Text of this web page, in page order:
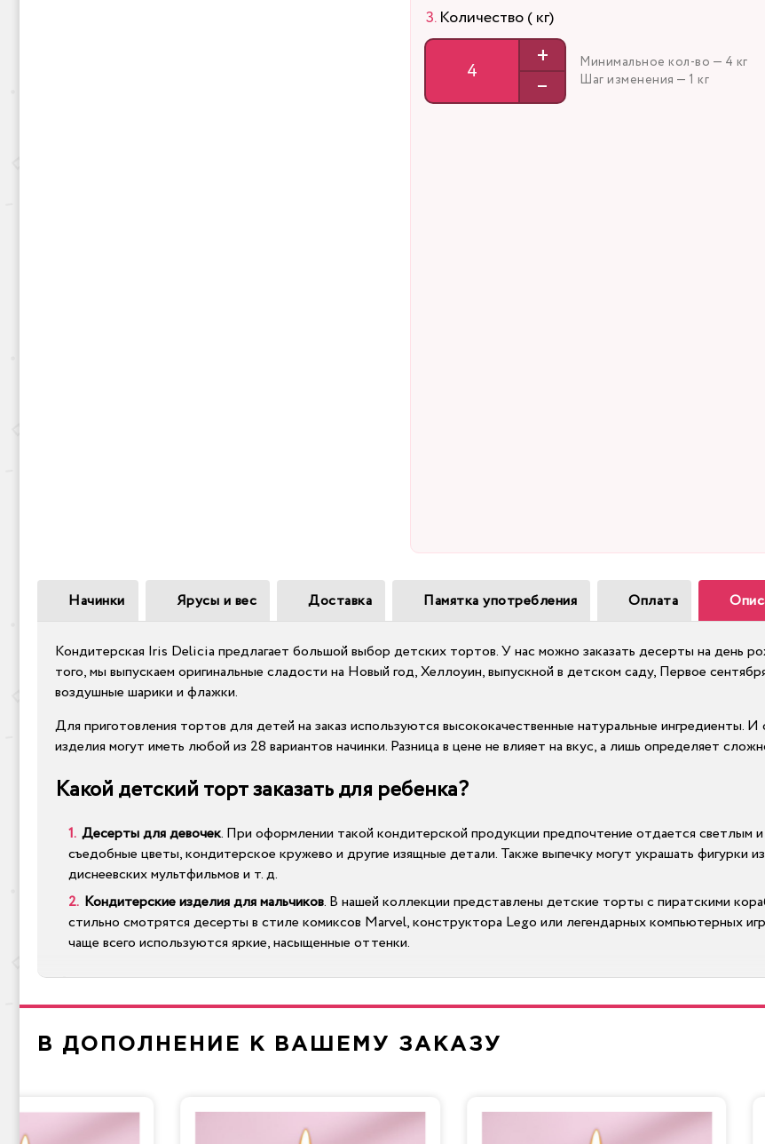
Количество ( кг)
+
–
Минимальное кол-во — 4 кг
Шаг изменения — 1 кг
Начинки Ярусы и вес Доставка Памятка употребления Оплата
Кондитерская Iris Delicia предлагает большой выбор детских тортов. У нас можно заказать десерты на день
того, мы выпускаем оригинальные сладости на Новый год, Хеллоуин, выпускной в детском саду, Первое
воздушные шарики и флажки.
Для приготовления тортов для детей на заказ используются высококачественные натуральные ингредиенты.
изделия могут иметь любой из 28 вариантов начинки. Разница в цене не влияет на вкус, а лишь определяет
Какой детский торт заказать для ребенка?
Десерты для девочек. При оформлении такой кондитерской продукции предпочтение отдается светлым
съедобные цветы, кондитерское кружево и другие изящные детали. Также выпечку могут украшать фигурки
диснеевских мультфильмов и т. д.
Кондитерские изделия для мальчиков. В нашей коллекции представлены детские торты с пиратскими
стильно смотрятся десерты в стиле комиксов Marvel, конструктора Lego или легендарных компьютерных
чаще всего используются яркие, насыщенные оттенки.
Форма основы детских тортов
Круглая . Классическая форма для детского торта, на которую идеально ложится декоративное покрытие
В ДОПОЛНЕНИЕ К ВАШЕМУ ЗАКАЗУ